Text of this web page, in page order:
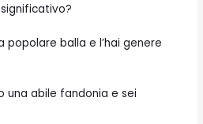
popolare balla e l’hai genere
una abile fandonia e sei